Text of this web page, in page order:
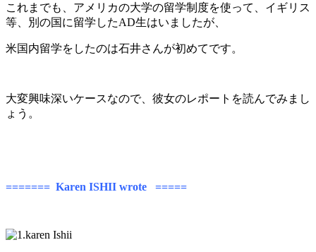
これまでも、アメリカの大学の留学制度を使って、イギリス
等、別の国に留学したAD生はいましたが、
米国内留学をしたのは石井さんが初めてです。
大変興味深いケースなので、彼女のレポートを読んでみまし
ょう。
======= Karen ISHII wrote =====